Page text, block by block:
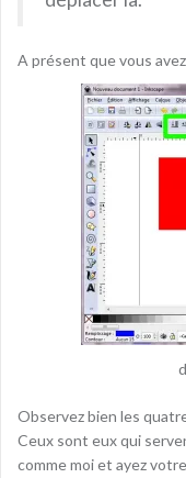
A présent que vous
Observez bien les
Ceux sont eux qui
comme moi et ayez